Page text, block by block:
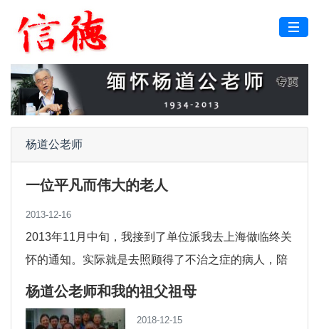
杨道公老师
一位平凡而伟大的老人
2013-12-16
2013年11月中旬，我接到了单位派我去上海做临终关
怀的通知。实际就是去照顾得了不治之症的病人，陪
伴他度过人生最后的时期。起初心里有些...
杨道公老师和我的祖父祖母
2018-12-15